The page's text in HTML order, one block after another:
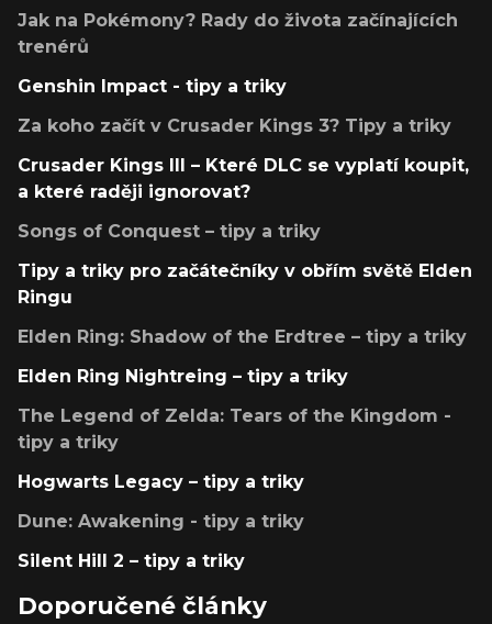
Jak na Pokémony? Rady do života začínajících
trenérů
Genshin Impact - tipy a triky
Za koho začít v Crusader Kings 3? Tipy a triky
Crusader Kings III – Které DLC se vyplatí koupit,
a které raději ignorovat?
Songs of Conquest – tipy a triky
Tipy a triky pro začátečníky v obřím světě Elden
Ringu
Elden Ring: Shadow of the Erdtree – tipy a triky
Elden Ring Nightreing – tipy a triky
The Legend of Zelda: Tears of the Kingdom -
tipy a triky
Hogwarts Legacy – tipy a triky
Dune: Awakening - tipy a triky
Silent Hill 2 – tipy a triky
Doporučené články